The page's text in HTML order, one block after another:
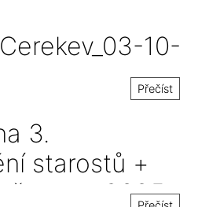
10-
Přečíst
3.
starostů +
na r.2025